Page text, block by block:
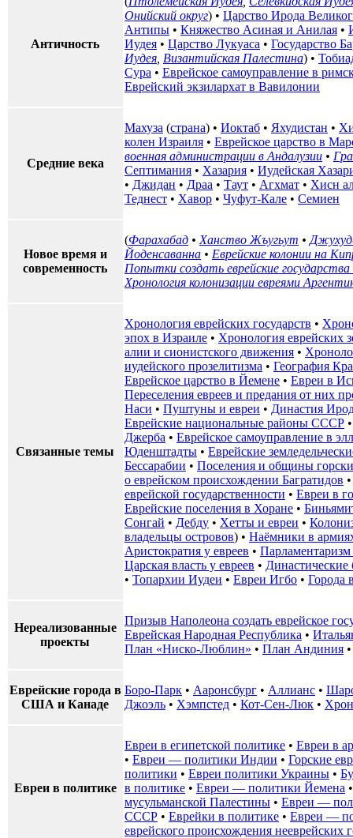
Античность
Онийский округ) • Царство Ирода
Антипы • Княжество Асиная и Анилая •
Иудея • Царство Лукуаса • Государство
Иудея Византийская Палестина) •
Сура • Еврейское самоуправление в
Еврейский экзилархат в Вавилонии
Средние века
Махуза (страна) • Иоктаб • Яхудистан •
колен Израиля • Еврейское царство в
военная администрации в Андалузии •
Септимания • Хазария • Иудейская
• Джидан • Драа • Таут • Агхмат • Хисн
Теднест • Хавор • Чуфут-Кале • Семиен
Новое время и
современность
(Фарахабад • Ханство Жъугьут •
Йоденсаванна • Еврейские колонии на
Попытки создать еврейские
Хронология колонизации евреями
Связанные темы
Хронология еврейских государств •
эпох в Израиле • Хронология еврейских
алии и сионистского движения •
иудейского прозелитизма • География
Еврейское царство в Йемене • Евреи в
Переселения евреев и предания от них
Наси • Пуштуны и евреи • Династия
Еврейские национальные районы СССР
Джерба • Еврейское самоуправление в
Юденштадты • Еврейские
Бессарабии • Поселения и общины
о еврейском происхождении Багратидов
еврейской государственности • Евреи в
Еврейские поселения в Хоране •
Сонгай • Дебду • Хетты и евреи •
владельцы островов) • Наёмники в
Аристократия у евреев • Парламентаризм
Царская власть у евреев • Династические
• Топархии Иудеи • Евреи Игбо • Города
Нереализованные
проекты
Призыв Наполеона создать еврейское
Еврейская Народная Республика •
План «Ниско-Люблин» • План Андиния
Еврейские города в
США и Канаде
Боро-Парк • Ааронсбург • Аллианс •
Джоэль • Хэмпстед • Кот-Сен-Люк •
Евреи в политике
Евреи в египетской политике • Евреи в
• Евреи — политики Индии • Горские
политики • Евреи политики Украины •
в политике • Евреи — политики Йемена
мусульманской Палестины • Евреи —
СССР • Еврейки в политике • Евреи —
еврейского происхождения нееврейских